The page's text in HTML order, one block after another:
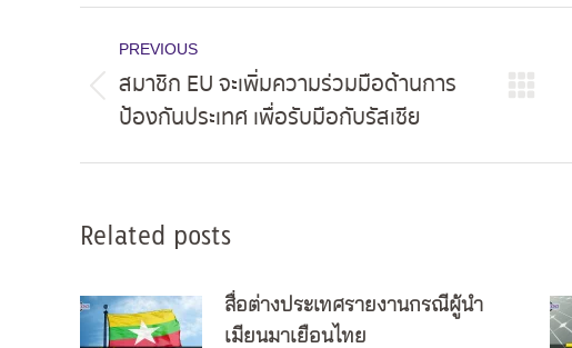
navigation
PREVIOUS
Previous
post:
สมาชิก EU จะเพิ่มความร่วมมือด้านการ
ป้องกันประเทศ เพื่อรับมือกับรัสเซีย
Related posts
สื่อต่างประเทศรายงานกรณีผู้นำ
เมียนมาเยือนไทย